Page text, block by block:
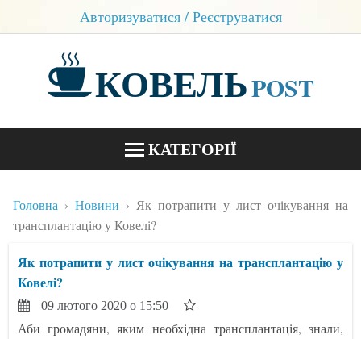
Авторизуватися / Реєструватися
КОВЕЛЬPOST
КАТЕГОРІЇ
КОНТАКТИ
Головна Новини
Як потрапити у лист очікування на
трансплантацію у Ковелі?
Як потрапити у лист очікування на трансплантацію у
Ковелі?
09 лютого 2020 о 15:50
Аби громадяни, яким необхідна трансплантація, знали,